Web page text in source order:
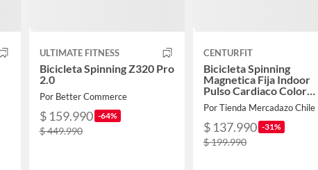
ULTIMATE FITNESS
Bicicleta Spinning Z320 Pro
2.0
Por Better Commerce
$ 159.990 -64%
$ 449.990
CENTURFIT
Bicicleta Spinning
Magnetica Fija Indoor
Pulso Cardiaco Color
Negro
Por Tienda Mercadazo Chile
$ 137.990 -31%
$ 199.990